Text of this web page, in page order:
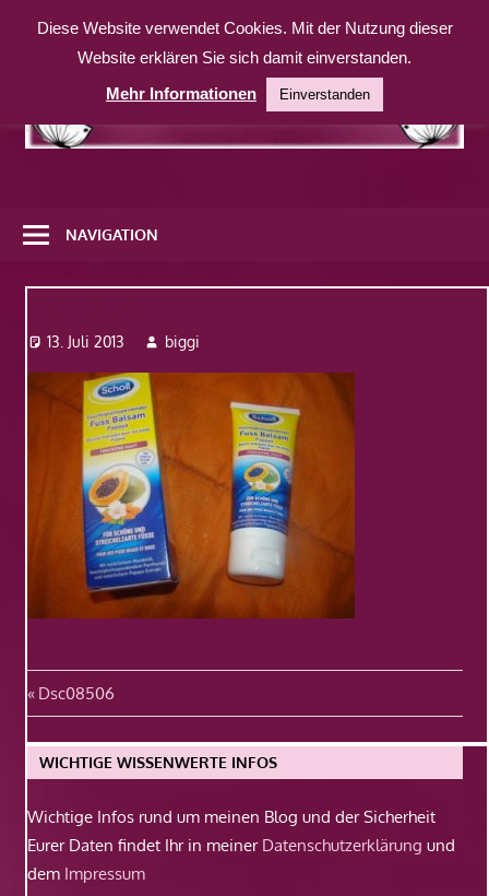
Inhalt
weitere
Website
NAVIGATION
13. Juli 2013 biggi
Beitragsnavigation
Vorheriger
Beitrag:
Dsc08506
WICHTIGE WISSENWERTE INFOS
Wichtige Infos rund um meinen Blog und der Sicherheit
Eurer Daten findet Ihr in meiner Datenschutzerklärung und
dem Impressum
Diese Website verwendet Cookies. Mit der Nutzung dieser
Website erklären Sie sich damit einverstanden.
Mehr Informationen
Einverstanden